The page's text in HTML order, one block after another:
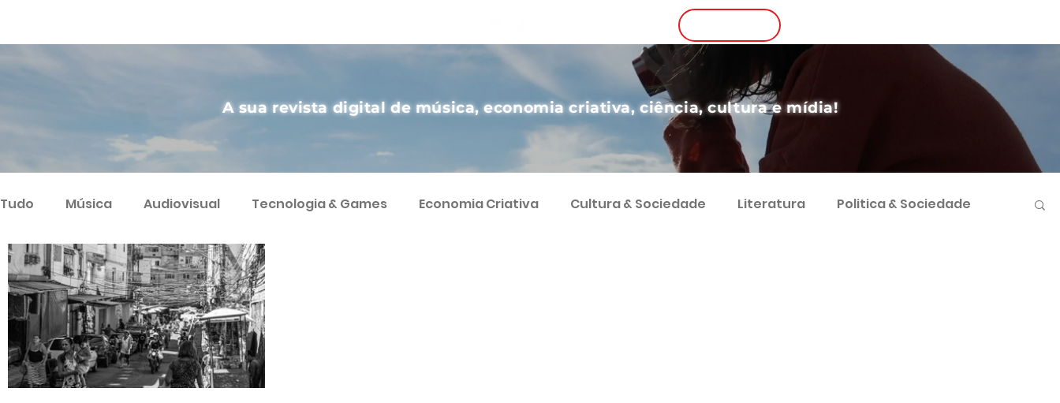
A sua revista digital de música, economia criativa, ciência, cultura e mídia!
Tudo Música Audiovisual Tecnologia & Games Economia Criativa Cultura & Sociedade Literatura Politica & Sociedade
Artes Agricultura Sustentável
Podcast Varietà Ciência
Aventura Comportamento